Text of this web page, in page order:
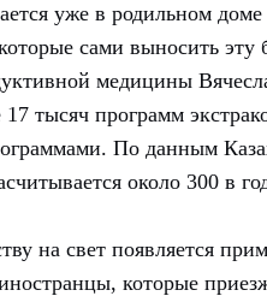
уже в родильном
сами выносить эту
медицины
тысяч программ
По данным
около 300 в
на свет появляется
которые